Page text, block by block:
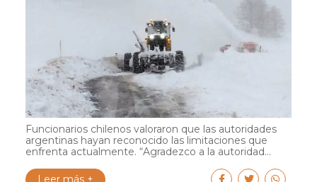
Funcionarios chilenos valoraron que las autoridades
argentinas hayan reconocido las limitaciones que
enfrenta actualmente. “Agradezco a la autoridad...
Leer más +